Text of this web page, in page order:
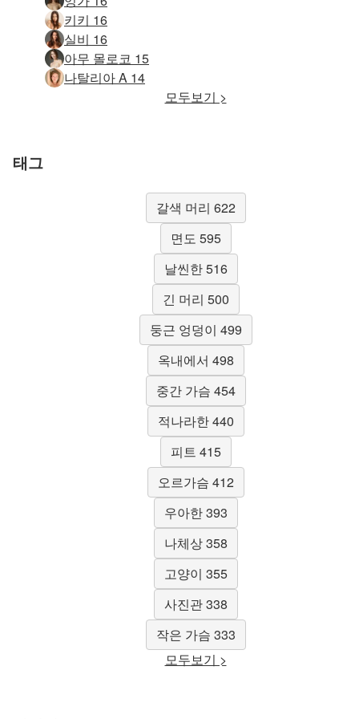
키키 16
실비 16
아무 몰로코 15
나탈리아 A 14
모두보기 >
태그
갈색 머리 622
면도 595
날씬한 516
긴 머리 500
둥근 엉덩이 499
옥내에서 498
중간 가슴 454
적나라한 440
피트 415
오르가슴 412
우아한 393
나체상 358
고양이 355
사진관 338
작은 가슴 333
모두보기 >